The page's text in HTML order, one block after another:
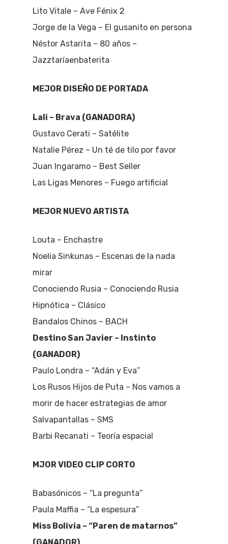
Lito Vitale – Ave Fénix 2
Jorge de la Vega – El gusanito en persona
Néstor Astarita – 80 años –
Jazztaríaenbaterita
MEJOR DISEÑO DE PORTADA
Lali – Brava (GANADORA)
Gustavo Cerati – Satélite
Natalie Pérez – Un té de tilo por favor
Juan Ingaramo – Best Seller
Las Ligas Menores – Fuego artificial
MEJOR NUEVO ARTISTA
Louta – Enchastre
Noelia Sinkunas – Escenas de la nada
mirar
Conociendo Rusia – Conociendo Rusia
Hipnótica – Clásico
Bandalos Chinos – BACH
Destino San Javier – Instinto
(GANADOR)
Paulo Londra – “Adán y Eva”
Los Rusos Hijos de Puta – Nos vamos a
morir de hacer estrategias de amor
Salvapantallas – SMS
Barbi Recanati – Teoría espacial
MJOR VIDEO CLIP CORTO
Babasónicos – “La pregunta”
Paula Maffia – “La espesura”
Miss Bolivia – “Paren de matarnos”